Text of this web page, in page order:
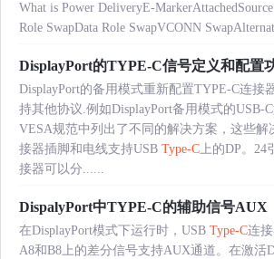
What is Power DeliveryE-
Role SwapData Role SwapVCONN
DisplayPort的TYPE-C信号定义和配置
DisplayPort的备用模式重新配置TYPE-C连接
持其他协议.例如DisplayPort备用模式的USB-
VESA规范中列出了不同的解决方案，这些解
接器插脚和电线支持USB Type-C上的DP。24
接器可以分......
DispalyPort中TYPE-C的辅助信号AUX
在DisplayPort模式下运行时，USB Type-C连
A8和B8上的差分信号支持AUX通道。在激活